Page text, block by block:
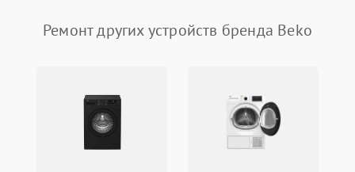
Проблемы с набором
воды
1800 ₽ Подробнее →
Сбои в работе таймера Подробнее →
Ремонт других устройств бренда Beko